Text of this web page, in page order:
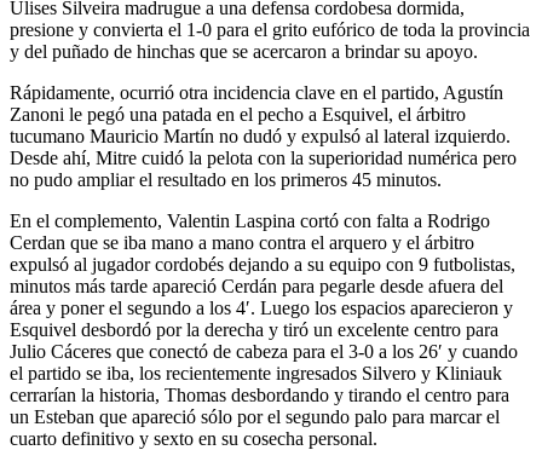
Ulises Silveira madrugue a una defensa cordobesa dormida,
presione y convierta el 1-0 para el grito eufórico de toda la provincia
y del puñado de hinchas que se acercaron a brindar su apoyo.
Rápidamente, ocurrió otra incidencia clave en el partido, Agustín
Zanoni le pegó una patada en el pecho a Esquivel, el árbitro
tucumano Mauricio Martín no dudó y expulsó al lateral izquierdo.
Desde ahí, Mitre cuidó la pelota con la superioridad numérica pero
no pudo ampliar el resultado en los primeros 45 minutos.
En el complemento, Valentin Laspina cortó con falta a Rodrigo
Cerdan que se iba mano a mano contra el arquero y el árbitro
expulsó al jugador cordobés dejando a su equipo con 9 futbolistas,
minutos más tarde apareció Cerdán para pegarle desde afuera del
área y poner el segundo a los 4′. Luego los espacios aparecieron y
Esquivel desbordó por la derecha y tiró un excelente centro para
Julio Cáceres que conectó de cabeza para el 3-0 a los 26′ y cuando
el partido se iba, los recientemente ingresados Silvero y Kliniauk
cerrarían la historia, Thomas desbordando y tirando el centro para
un Esteban que apareció sólo por el segundo palo para marcar el
cuarto definitivo y sexto en su cosecha personal.